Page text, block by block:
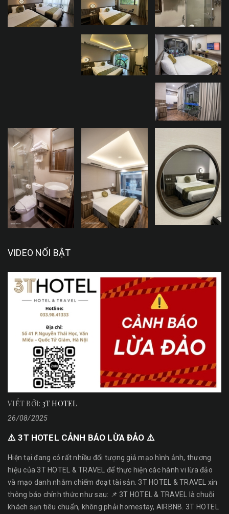
VIDEO NỔI BẬT
VIẾT BỞI: 3T HOTEL
26/08/2025
⚠️ 3T HOTEL CẢNH BÁO LỪA ĐẢO ⚠️
Hiện tại đang có rất nhiều đối tượng giả mạo hình ảnh, thương
hiệu của 3T HOTEL & TRAVEL để thực hiện các hành vi lừa đảo
và mạo danh nhằm chiếm đoạt tài sản. 3T HOTEL & TRAVEL xin
thông báo chính thức như sau: 📌 3T HOTEL & TRAVEL là chuỗi
khách sạn tiêu chuẩn, không phải homestay, AIRBNB. 3T HOTEL